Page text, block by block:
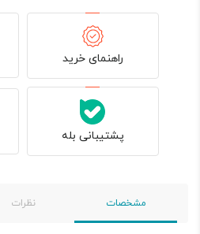
راهنمای خرید
پشتیبانی بله
مشخصات نظرات